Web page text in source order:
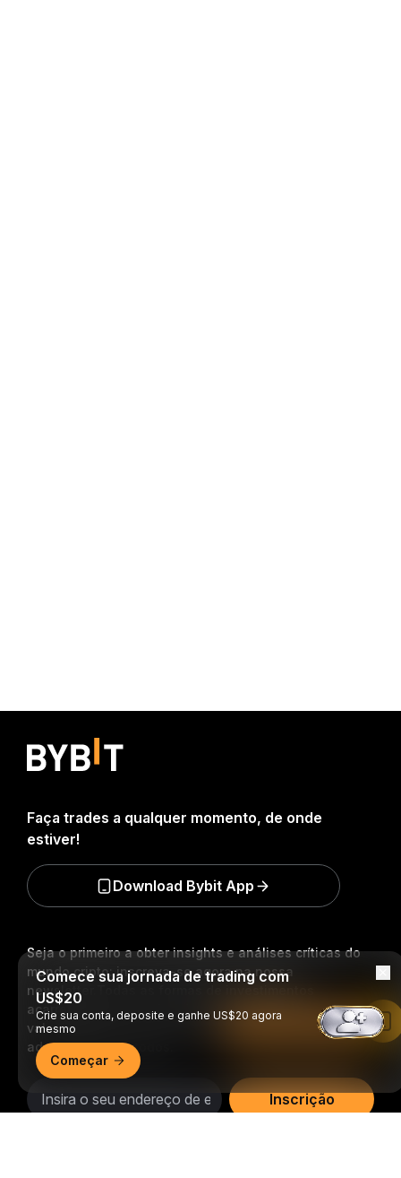
Seja o primeiro a obter insights e análises críticas do
mundo cripto: inscreva-se agora na nossa
newsletter.
acarretam riscos, incluindo o risco de perder todo o
valor investido. Tais atividades podem não ser
adequadas para todos.
Inscrição
Faça trades a qualquer momento, de onde
estiver!
Download Bybit App
Comece sua jornada de trading com
US$20
Crie sua conta, deposite e ganhe US$20 agora
mesmo
Começar
Leia no app da Bybit